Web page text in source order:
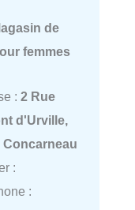
de
femmes
: 2 Rue
d'Urville,
Concarneau
:
: